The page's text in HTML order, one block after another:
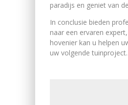
paradijs en geniet van
In conclusie bieden
naar een ervaren
hovenier kan u helpen
uw volgende tuinproject.